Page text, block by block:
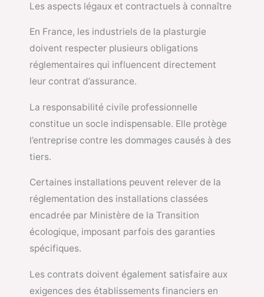
Les aspects légaux et contractuels à connaître
En France, les industriels de la plasturgie
doivent respecter plusieurs obligations
réglementaires qui influencent directement
leur contrat d’assurance.
La responsabilité civile professionnelle
constitue un socle indispensable. Elle protège
l’entreprise contre les dommages causés à des
tiers.
Certaines installations peuvent relever de la
réglementation des installations classées
encadrée par Ministère de la Transition
écologique, imposant parfois des garanties
spécifiques.
Les contrats doivent également satisfaire aux
exigences des établissements financiers en